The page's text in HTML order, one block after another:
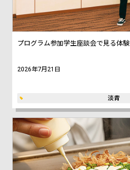
プログラム参加学生座談会で見る体験
2026年7月21日
淡青